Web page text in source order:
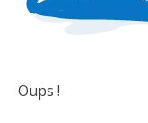
Oups !